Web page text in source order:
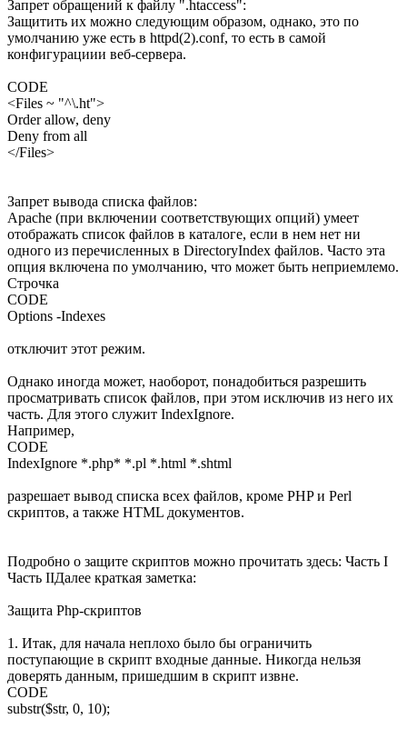
Запрет обращений к файлу ".htaccess":
Защитить их можно следующим образом, однако, это по
умолчанию уже есть в httpd(2).conf, то есть в самой
конфигурациии веб-сервера.
CODE
<Files ~ "^\.ht">
Order allow, deny
Deny from all
</Files>
Запрет вывода списка файлов:
Apache (при включении соответствующих опций) умеет
отображать список файлов в каталоге, если в нем нет ни
одного из перечисленных в DirectoryIndex файлов. Часто эта
опция включена по умолчанию, что может быть неприемлемо.
Строчка
CODE
Options -Indexes
отключит этот режим.
Однако иногда может, наоборот, понадобиться разрешить
просматривать список файлов, при этом исключив из него их
часть. Для этого служит IndexIgnore.
Например,
CODE
IndexIgnore *.php* *.pl *.html *.shtml
разрешает вывод списка всех файлов, кроме PHP и Perl
скриптов, а также HTML документов.
Подробно о защите скриптов можно прочитать здесь: Часть I
Часть IIДалее краткая заметка:
Защита Php-скриптов
1. Итак, для начала неплохо было бы ограничить
поступающие в скрипт входные данные. Никогда нельзя
доверять данным, пришедшим в скрипт извне.
CODE
substr($str, 0, 10);